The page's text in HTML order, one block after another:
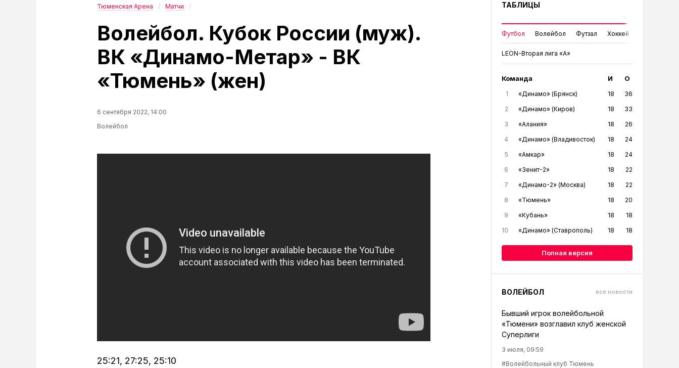
Тюменская Арена Матчи
Волейбол. Кубок России (муж).
ВК «Динамо-Метар» - ВК
«Тюмень» (жен)
6 сентября 2022, 14:00
Волейбол
25:21, 27:25, 25:10
ТАБЛИЦЫ
Футбол Волейбол Футзал Хоккей
LEON-Вторая лига «А»
Команда И О
1 «Динамо» (Брянск) 18
36
2
«Динамо» (Киров) 18
33
3
«Алания» 18
26
4
«Динамо» (Владивосток) 18
24
5
«Амкар» 18
24
6
«Зенит-2» 18
22
7
«Динамо-2» (Москва) 18
22
8
«Тюмень» 18
20
9
«Кубань» 18
18
10
«Динамо» (Ставрополь) 18 18
Полная версия
ВОЛЕЙБОЛ все новости
Бывший игрок волейбольной
«Тюмени» возглавил клуб женской
Суперлиги
3 июля, 09:59
#Волейбольный клуб Тюмень